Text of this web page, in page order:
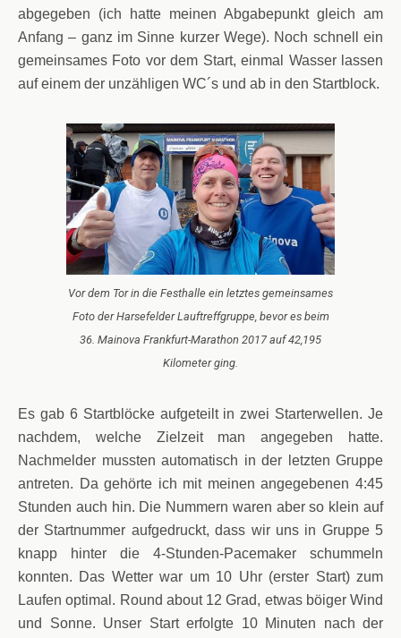
abgegeben (ich hatte meinen Abgabepunkt gleich am
Anfang – ganz im Sinne kurzer Wege). Noch schnell ein
gemeinsames Foto vor dem Start, einmal Wasser lassen
auf einem der unzähligen WC´s und ab in den Startblock.
Vor dem Tor in die Festhalle ein letztes gemeinsames
Foto der Harsefelder Lauftreffgruppe, bevor es beim
36. Mainova Frankfurt-Marathon 2017 auf 42,195
Kilometer ging.
Es gab 6 Startblöcke aufgeteilt in zwei Starterwellen. Je
nachdem, welche Zielzeit man angegeben hatte.
Nachmelder mussten automatisch in der letzten Gruppe
antreten. Da gehörte ich mit meinen angegebenen 4:45
Stunden auch hin. Die Nummern waren aber so klein auf
der Startnummer aufgedruckt, dass wir uns in Gruppe 5
knapp hinter die 4-Stunden-Pacemaker schummeln
konnten. Das Wetter war um 10 Uhr (erster Start) zum
Laufen optimal. Round about 12 Grad, etwas böiger Wind
und Sonne. Unser Start erfolgte 10 Minuten nach der